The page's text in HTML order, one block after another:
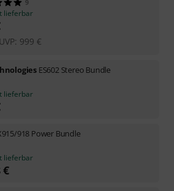
9
lieferbar
UVP: 999 €
ES602 Stereo Bundle
lieferbar
918 Power Bundle
lieferbar
€